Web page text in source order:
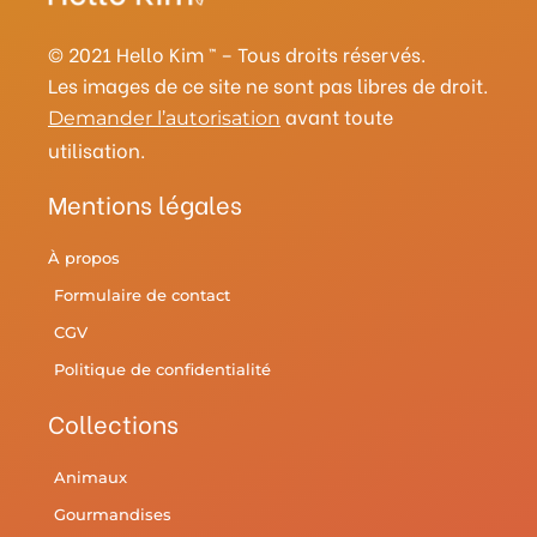
a
m
s
t
k
© 2021 Hello Kim ™ – Tous droits réservés.
Les images de ce site ne sont pas libres de droit.
Demander l’autorisation avant toute
utilisation.
Mentions légales
À propos
Formulaire de contact
CGV
Politique de confidentialité
Collections
Animaux
Gourmandises